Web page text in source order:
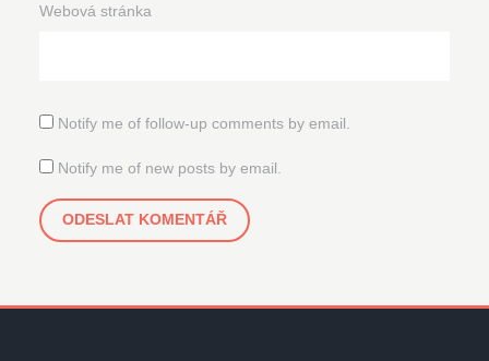
Webová stránka
Notify me of follow-up comments by email.
Notify me of new posts by email.